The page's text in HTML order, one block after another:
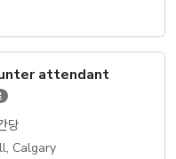
attendant
당
Calgary